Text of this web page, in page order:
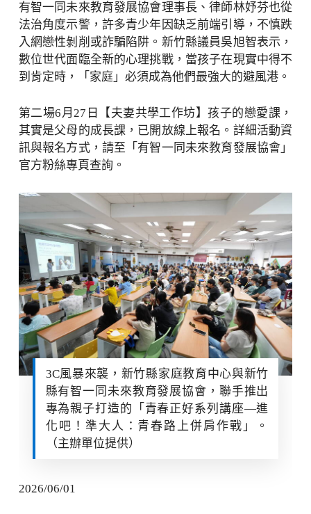
有智一同未來教育發展協會理事長、律師林妤芬也從
法治角度示警，許多青少年因缺乏前端引導，不慎跌
入網戀性剝削或詐騙陷阱。新竹縣議員吳旭智表示，
數位世代面臨全新的心理挑戰，當孩子在現實中得不
到肯定時，「家庭」必須成為他們最強大的避風港。
第二場6月27日【夫妻共學工作坊】孩子的戀愛課，
其實是父母的成長課，已開放線上報名。詳細活動資
訊與報名方式，請至「有智一同未來教育發展協會」
官方粉絲專頁查詢。
3C風暴來襲，新竹縣家庭教育中心與新竹
縣有智一同未來教育發展協會，聯手推出
專為親子打造的「青春正好系列講座—進
化吧！準大人：青春路上併肩作戰」。
（主辦單位提供）
2026/06/01